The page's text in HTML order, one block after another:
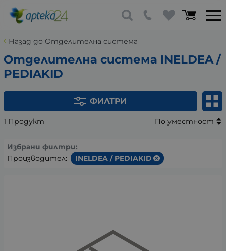
Назад до Отделителна система
Отделителна система INELDEA /
PEDIAKID
ФИЛТРИ
1 Продукт По уместност
Избрани филтри:
Производител:
INELDEA / PEDIAKID